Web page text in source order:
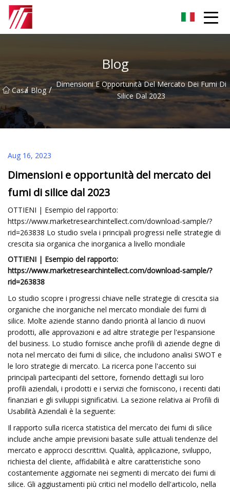
Blog
Casa
/ Blog / Dimensioni E Opportunità Del Mercato Dei Fumi Di
Silice Dal 2023
Aug 16, 2023
Dimensioni e opportunità del mercato dei
fumi di silice dal 2023
OTTIENI | Esempio del rapporto:
https://www.marketresearchintellect.com/download-sample/?
rid=263838 Lo studio svela i principali progressi nelle strategie di
crescita sia organica che inorganica a livello mondiale
OTTIENI | Esempio del rapporto:
https://www.marketresearchintellect.com/download-sample/?
rid=263838
Lo studio scopre i progressi chiave nelle strategie di crescita sia
organiche che inorganiche nel mercato mondiale dei fumi di
silice. Molte aziende stanno dando priorità al lancio di nuovi
prodotti, alle approvazioni e ad altre strategie per l'espansione
del business. Lo studio fornisce anche profili di aziende degne di
nota nel mercato dei fumi di silice, che includono analisi SWOT e
le loro strategie di mercato. La ricerca pone l'accento sui
principali partecipanti del settore, fornendo dettagli sui loro
profili aziendali, i prodotti e i servizi che forniscono, i recenti dati
finanziari e gli sviluppi significativi. La sezione relativa ai Profili di
Usabilità Aziendali è la seguente:
Il rapporto sulla ricerca statistica del mercato dei fumi di silice
include anche ampie previsioni basate sulle attuali tendenze del
mercato e approcci descrittivi. Qualità, applicazione, sviluppo,
richiesta del cliente, affidabilità e altre caratteristiche sono
costantemente aggiornate nei segmenti di mercato dei fumi di
silice. Gli aggiustamenti più critici nel modello dell'articolo, nella